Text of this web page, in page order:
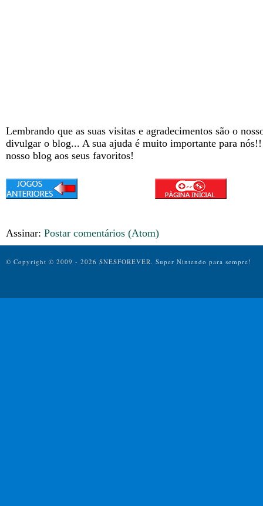
Lembrando que as suas visitas e agradecimentos são o
divulgar o blog... A sua ajuda é muito importante para nós!!
nosso blog aos seus favoritos!
Assinar: Postar comentários (Atom)
© Copyright © 2009 - 2026 SNESFOREVER. Super Nintendo para sempre!